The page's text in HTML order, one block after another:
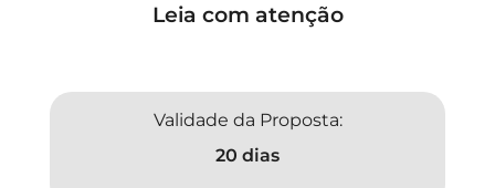
Leia com atenção
Validade da Proposta:
20 dias